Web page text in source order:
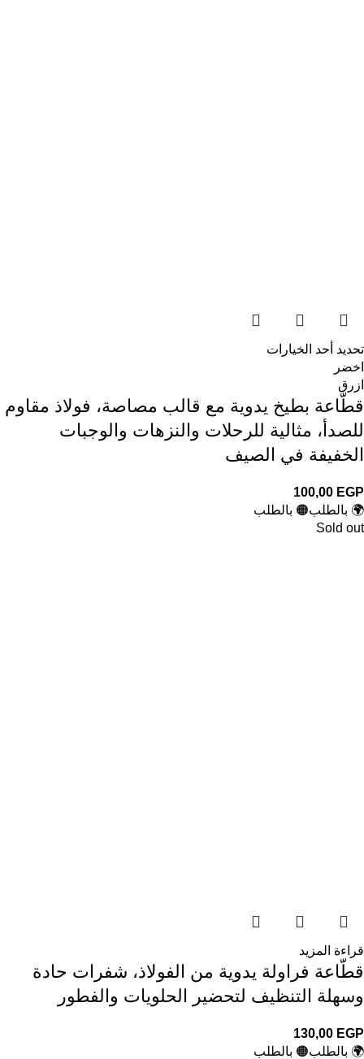
تحديد أحد الخيارات
اخضر
ازرق
قطّاعة بطيخ يدوية مع قالب مصاصة، فولاذ مقاوم
للصدأ، مثالية للرحلات والنزهات والوجبات
الخفيفة في الصيف
100,00 EGP
🌍 بالطلب🟠 بالطلب
Sold out
قراءة المزيد
قطّاعة فراولة يدوية من الفولاذ، شفرات حادة
وسهلة التنظيف لتحضير الحلويات والفطور
130,00 EGP
🌍 بالطلب🟠 بالطلب